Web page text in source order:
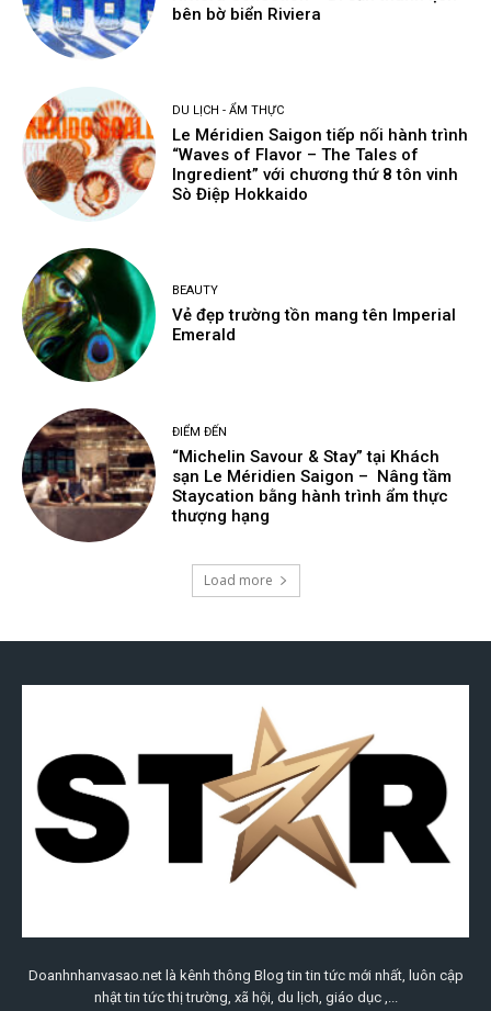
Doanhnhanvasao.net là kênh thông Blog tin tin tức mới nhất, luôn cập
nhật tin tức thị trường, xã hội, du lịch, giáo dục ,...